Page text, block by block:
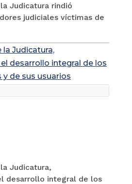
Judicatura rindió
judiciales víctimas de
la Judicatura,
desarrollo integral de los
de sus usuarios
Judicatura,
desarrollo integral de los